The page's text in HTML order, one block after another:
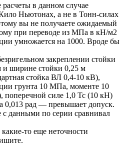
в данном случае
Ньютонах, а не в Тонн-силах
вы не получаете ожидаемый
при переводе из МПа в кН/м2
умножается на 1000. Вроде бы
закреплении стойки
и ширине стойки 0,25 м
стойка ВЛ 0,4-10 кВ),
грунта 10 МПа, моменте 10
силе 1,0 Тс (10 кН)
0,013 рад — превышает допуск.
данными по серии сравнивал
то еще неточности